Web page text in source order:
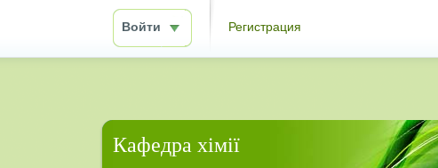
Войти Регистрация
Кафедра хімії